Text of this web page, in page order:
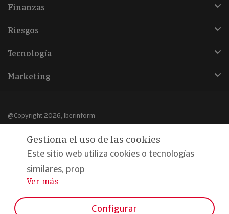
Finanzas
Riesgos
Tecnología
Marketing
@Copyright 2026, Iberinform
Aviso legal
Política de cookies
Declaración de privacidad
Gestiona el uso de las cookies
Este sitio web utiliza cookies o tecnologías
similares, prop
...
Ver más
Configurar